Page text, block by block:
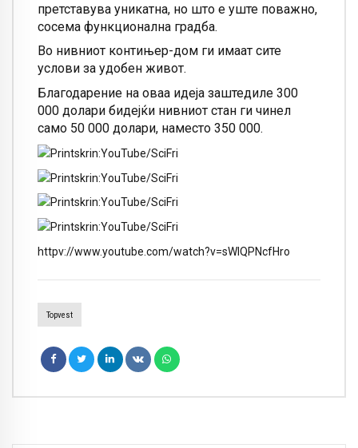
претставува уникатна, но што е уште поважно,
сосема функционална градба.
Во нивниот контињер-дом ги имаат сите
услови за удобен живот.
Благодарение на оваа идеја заштедиле 300
000 долари бидејќи нивниот стан ги чинел
само 50 000 долари, наместо 350 000.
httpv://www.youtube.com/watch?v=sWlQPNcfHro
Topvest